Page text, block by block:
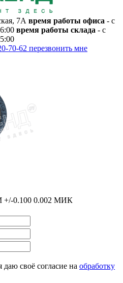
7А время работы офиса - с
время работы склада - с
70-62 перезвонить мне
0.100 0.002 МИК
своё согласие на обработку